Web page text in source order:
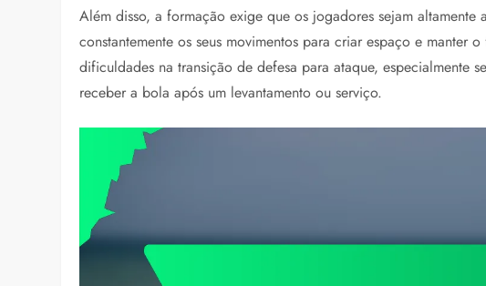
Além disso, a formação exige que os jogadores sejam altamente
constantemente os seus movimentos para criar espaço e manter
dificuldades na transição de defesa para ataque, especialmente
receber a bola após um levantamento ou serviço.